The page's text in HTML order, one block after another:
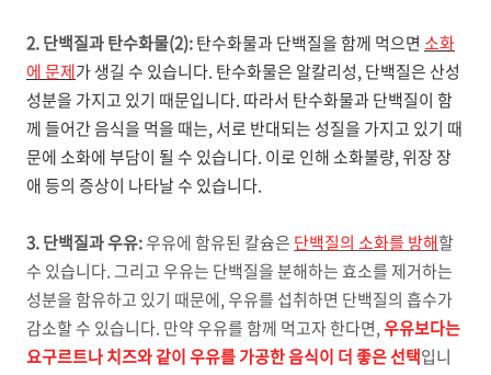
2. 단백질과 탄수화물(2):탄수화물과 단백질을 함께 먹으면 소화
에 문제가 생길 수 있습니다. 탄수화물은 알칼리성, 단백질은 산성
성분을 가지고 있기 때문입니다. 따라서 탄수화물과 단백질이 함
께 들어간 음식을 먹을 때는, 서로 반대되는 성질을 가지고 있기 때
문에 소화에 부담이 될 수 있습니다. 이로 인해 소화불량, 위장 장
애 등의 증상이 나타날 수 있습니다.
3. 단백질과 우유:우유에 함유된 칼슘은 단백질의 소화를 방해할
수 있습니다. 그리고 우유는 단백질을 분해하는 효소를 제거하는
성분을 함유하고 있기 때문에, 우유를 섭취하면 단백질의 흡수가
감소할 수 있습니다. 만약 우유를 함께 먹고자 한다면,우유보다는
요구르트나 치즈와 같이 우유를 가공한 음식이 더 좋은 선택입니